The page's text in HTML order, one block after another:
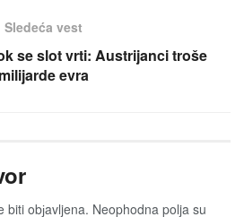
Sledeća vest
se slot vrti: Austrijanci troše
milijarde evra
obјavljena. Neophodna polja su